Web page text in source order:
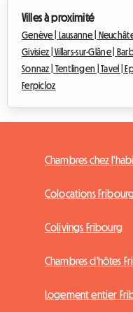
Villes à proximité
Genève | Lausanne |
Givisiez |Villars-sur-Glâne |
Sonnaz | Tentlingen |Tavel |
Ferpicloz
Chambres chez
Colocations
Colivings Fribourg
Chambres d'hôtes
Logement entier